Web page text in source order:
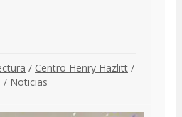
/ Centro Henry Hazlitt /
/ Noticias